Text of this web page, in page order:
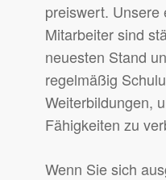
preiswert. Unsere
Mitarbeiter sind
neuesten Stand
regelmäßig
Weiterbildungen,
Fähigkeiten zu
Wenn Sie sich